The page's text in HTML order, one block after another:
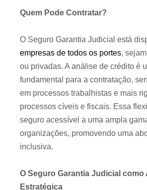
Quem Pode Contratar?
O Seguro Garantia Judicial está
empresas de todos os portes,
ou privadas. A análise de crédito é
fundamental para a contratação,
em processos trabalhistas e mais
processos cíveis e fiscais. Essa
seguro acessível a uma ampla
organizações, promovendo uma
inclusiva.
O Seguro Garantia Judicial como
Estratégica